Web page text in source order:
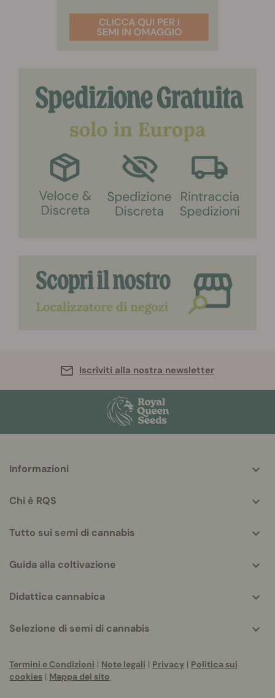
Iscriviti alla nostra newsletter
helpful
Informazioni
Chi è RQS
Tutto sui semi di cannabis
Guida alla coltivazione
Didattica cannabica
Selezione di semi di cannabis
Termini e Condizioni | Note legali | Privacy | Politica sui
cookies | Mappa del sito